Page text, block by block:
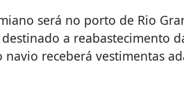
será no porto de Rio
a reabastecimento
receberá vestimentas